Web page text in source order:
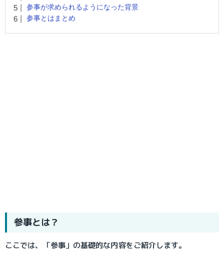
参事が求められるようになった背景
参事とはまとめ
参事とは？
ここでは、「参事」の基礎的な内容をご紹介します。